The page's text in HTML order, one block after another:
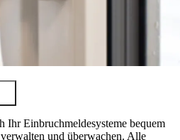
Ihr Einbruchmeldesysteme bequem
und überwachen. Alle